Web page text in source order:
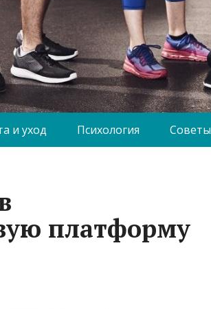
и уход Психология Советы
платформу